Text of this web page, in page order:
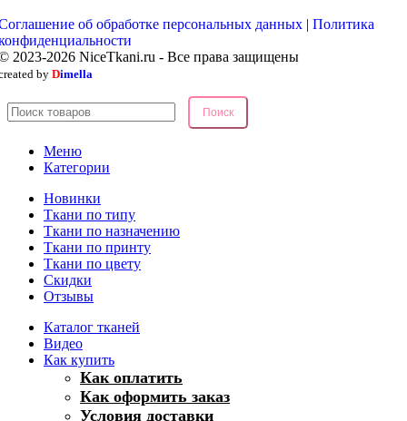
об обработке персональных данных | Политика
2023-2026 NiceTkani.ru - Все права защищены
by Dimella
Поиск
Меню
Категории
Новинки
Ткани по типу
Ткани по назначению
Ткани по принту
Ткани по цвету
Скидки
Отзывы
Каталог тканей
Видео
Как купить
Как оплатить
Как оформить заказ
Условия доставки